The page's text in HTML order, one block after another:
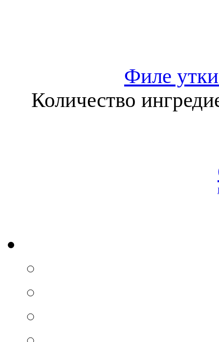
Филе
Количество